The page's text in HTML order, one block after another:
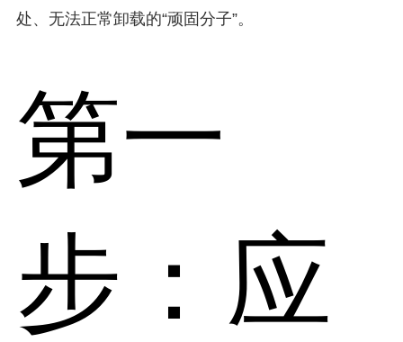
处、无法正常卸载的“顽固分子”。
第一
步：应